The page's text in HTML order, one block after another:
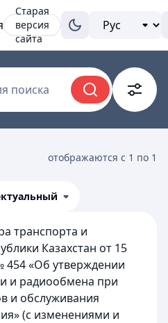
Старая
версия
сайта
поиска
отображаются с 1 по 1
транспорта и
Казахстан от 15
454 «Об утверждении
и радиообмена при
и обслуживания
(с изменениями и